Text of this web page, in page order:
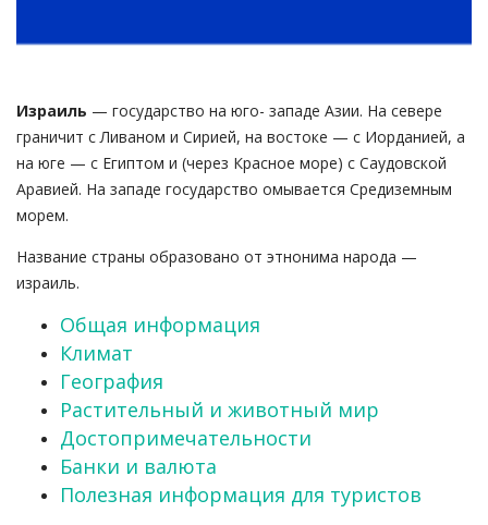
Израиль — государство на юго- западе Азии. На севере
граничит с Ливаном и Сирией, на востоке — с Иорданией, а
на юге — с Египтом и (через Красное море) с Саудовской
Аравией. На западе государство омывается Средиземным
морем.
Название страны образовано от этнонима народа —
израиль.
Общая информация
Климат
География
Растительный и животный мир
Достопримечательности
Банки и валюта
Полезная информация для туристов